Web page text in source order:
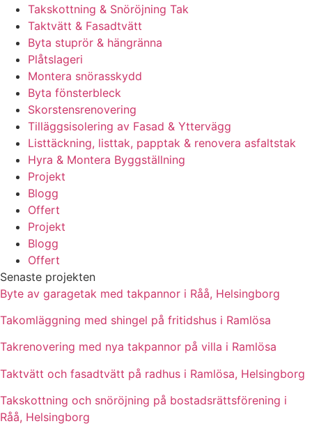
Takskottning & Snöröjning Tak
Taktvätt & Fasadtvätt
Byta stuprör & hängränna
Plåtslageri
Montera snörasskydd
Byta fönsterbleck
Skorstensrenovering
Tilläggsisolering av Fasad & Yttervägg
Listtäckning, listtak, papptak & renovera asfaltstak
Hyra & Montera Byggställning
Projekt
Blogg
Offert
Projekt
Blogg
Offert
Senaste projekten
Byte av garagetak med takpannor i Råå, Helsingborg
Takomläggning med shingel på fritidshus i Ramlösa
Takrenovering med nya takpannor på villa i Ramlösa
Taktvätt och fasadtvätt på radhus i Ramlösa, Helsingborg
Takskottning och snöröjning på bostadsrättsförening i
Råå, Helsingborg